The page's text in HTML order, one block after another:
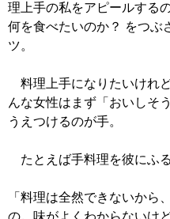
理上手の私をアピールする
何を食べたいのか？ をつぶ
ツ。
料理上手になりたいけれ
んな女性はまず「おいしそ
うえつけるのが手。
たとえば手料理を彼にふる
「料理は全然できないから